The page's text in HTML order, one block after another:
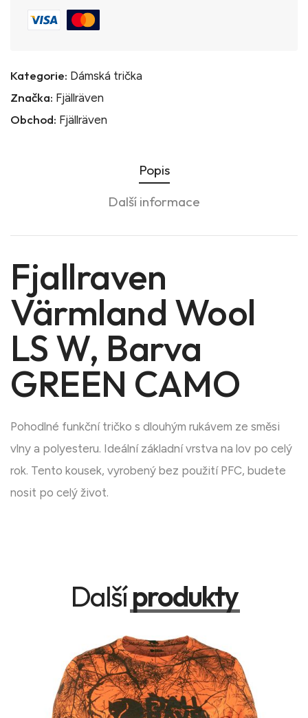
Kategorie: Dámská trička
Značka: Fjällräven
Obchod: Fjällräven
Popis
Další informace
Fjallraven
Värmland Wool
LS W, Barva
GREEN CAMO
Pohodlné funkční tričko s dlouhým rukávem ze směsi
vlny a polyesteru. Ideální základní vrstva na lov po celý
rok. Tento kousek, vyrobený bez použití PFC, budete
nosit po celý život.
Dalšíprodukty